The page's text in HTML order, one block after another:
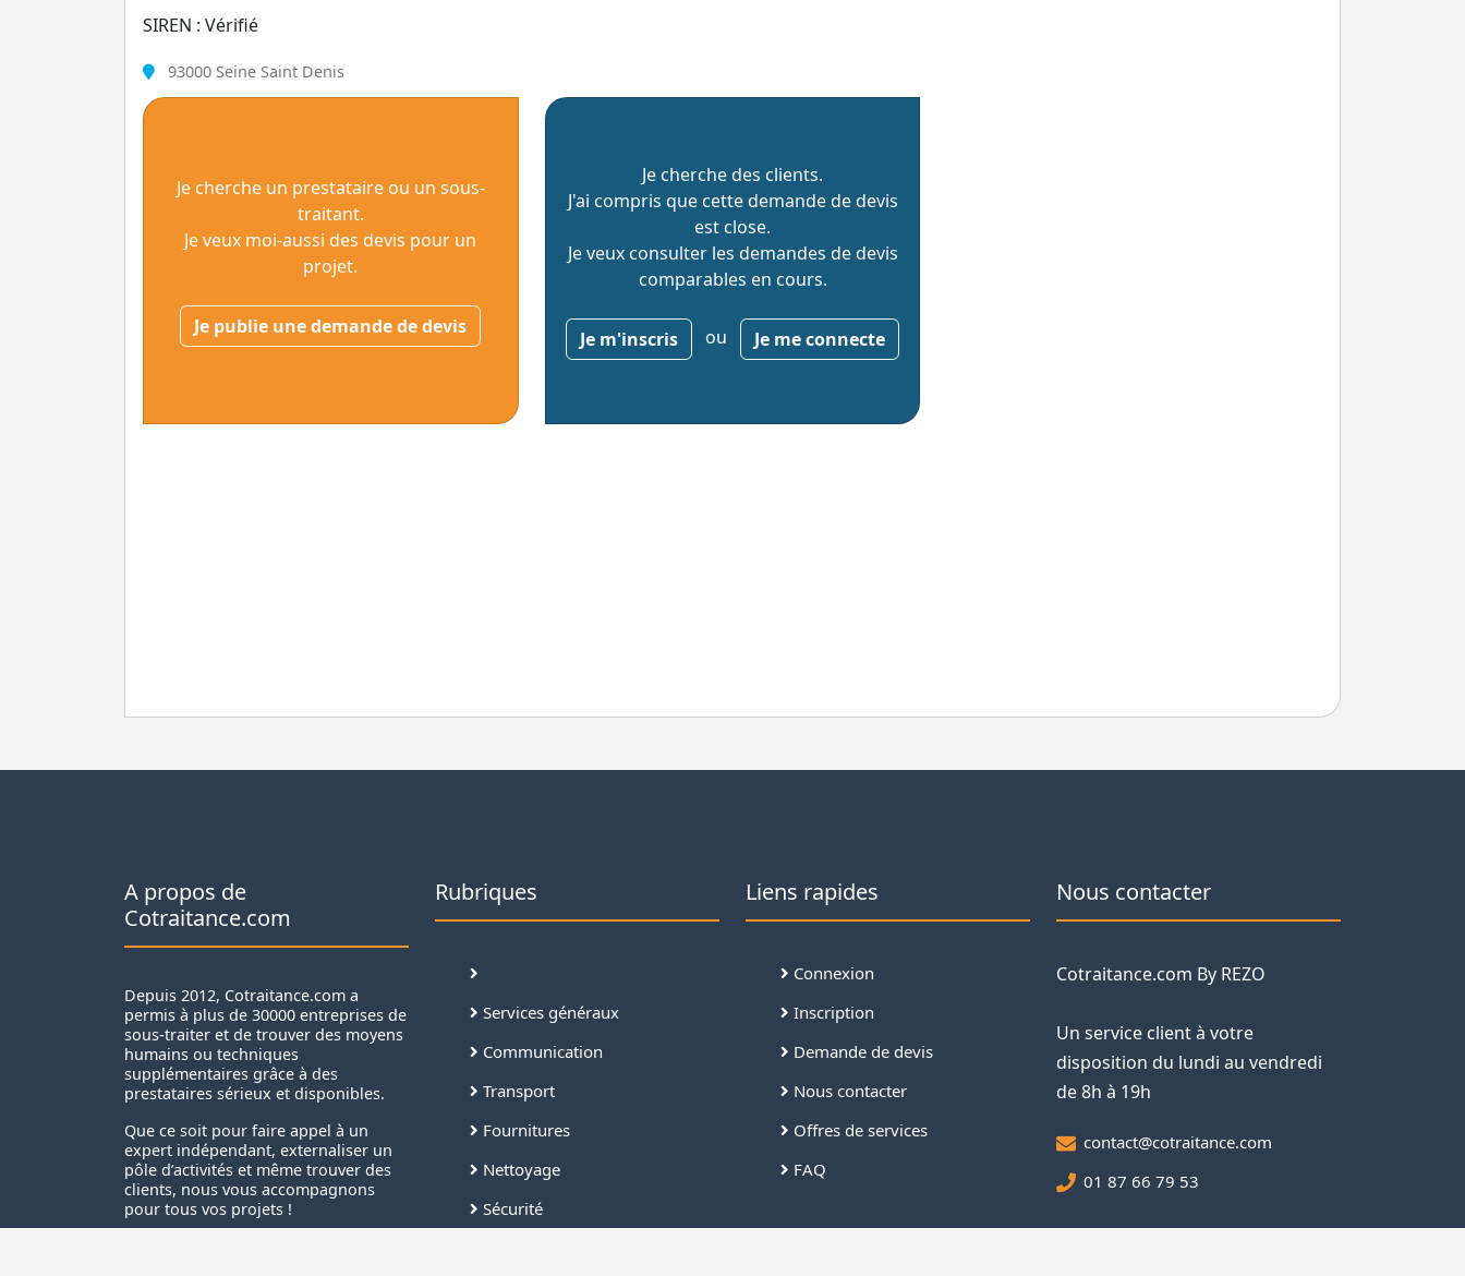
SIREN : Vérifié
93000 Seine Saint Denis
Je cherche un prestataire ou un sous-
traitant.
Je veux moi-aussi des devis pour un
projet.
Je publie une demande de devis
Je cherche des clients.
J'ai compris que cette demande de devis
est close.
Je veux consulter les demandes de devis
comparables en cours.
Je m'inscris ou Je me connecte
A propos de
Cotraitance.com
Depuis 2012, Cotraitance.com a
permis à plus de 30000 entreprises de
sous-traiter et de trouver des moyens
humains ou techniques
supplémentaires grâce à des
prestataires sérieux et disponibles.
Que ce soit pour faire appel à un
expert indépendant, externaliser un
pôle d’activités et même trouver des
clients, nous vous accompagnons
pour tous vos projets !
Rubriques
Services généraux
Communication
Transport
Fournitures
Nettoyage
Sécurité
Liens rapides
Connexion
Inscription
Demande de devis
Nous contacter
Offres de services
FAQ
Nous contacter
Cotraitance.com By REZO
Un service client à votre
disposition du lundi au vendredi
de 8h à 19h
contact@cotraitance.com
01 87 66 79 53